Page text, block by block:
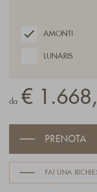
AMONTI
LUNARIS
da €
PRENOTA
FAI UNA